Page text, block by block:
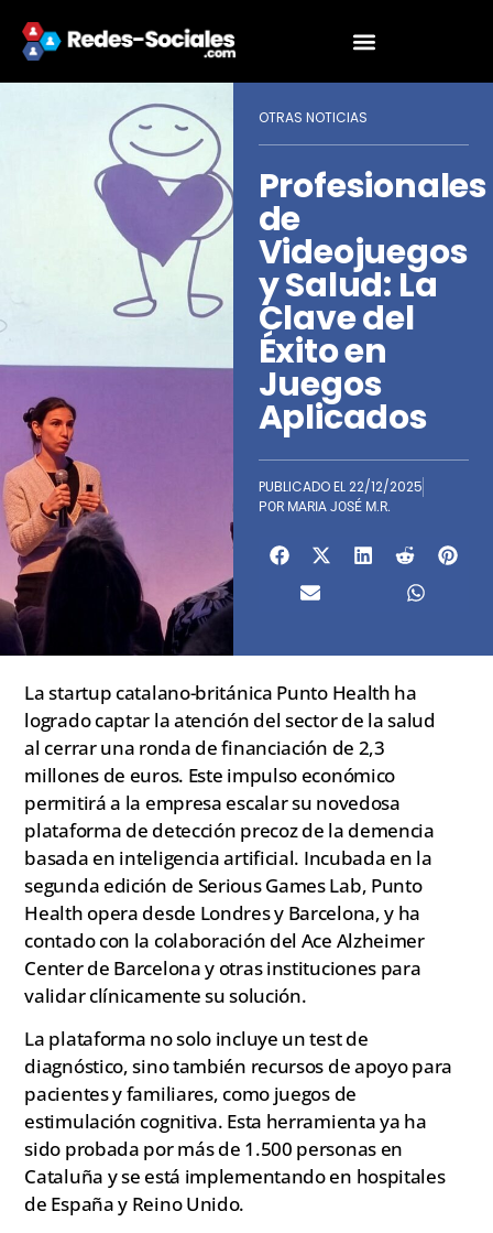
OTRAS NOTICIAS
Profesionales
de
Videojuegos
y Salud: La
Clave del
Éxito en
Juegos
Aplicados
PUBLICADO EL22/12/2025
POR MARIA JOSÉ M.R.
La startup catalano-británica Punto Health ha
logrado captar la atención del sector de la salud
al cerrar una ronda de financiación de 2,3
millones de euros. Este impulso económico
permitirá a la empresa escalar su novedosa
plataforma de detección precoz de la demencia
basada en inteligencia artificial. Incubada en la
segunda edición de Serious Games Lab, Punto
Health opera desde Londres y Barcelona, y ha
contado con la colaboración del Ace Alzheimer
Center de Barcelona y otras instituciones para
validar clínicamente su solución.
La plataforma no solo incluye un test de
diagnóstico, sino también recursos de apoyo para
pacientes y familiares, como juegos de
estimulación cognitiva. Esta herramienta ya ha
sido probada por más de 1.500 personas en
Cataluña y se está implementando en hospitales
de España y Reino Unido.